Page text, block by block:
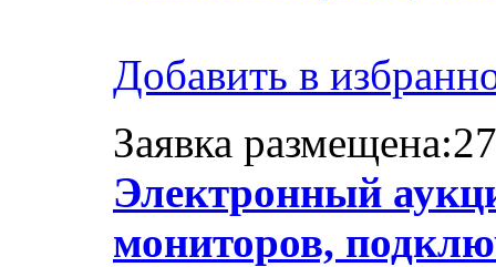
Добавить в
Заявка
Электронный
мониторов,